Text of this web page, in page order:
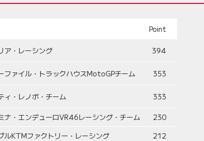
Point
ア・レーシング 394
ファイル・トラックハウスMotoGPチーム 353
ィ・レノボ・チーム 333
ナ・エンデューロVR46レーシング・チーム
230
ルKTMファクトリー・レーシング
212